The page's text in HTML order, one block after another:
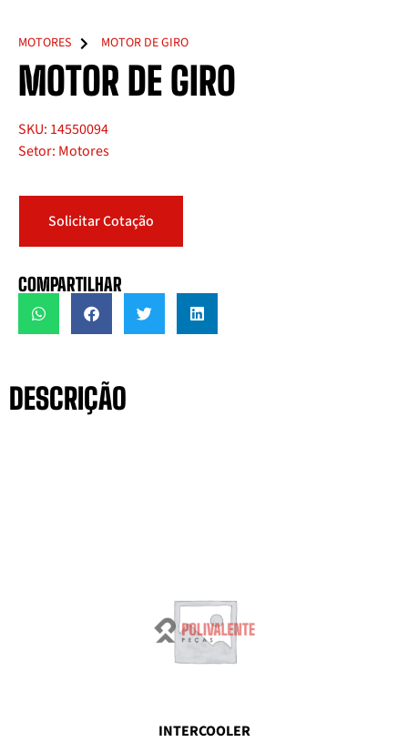
MOTORES MOTOR DE GIRO
MOTOR DE GIRO
SKU: 14550094
Setor: Motores
Solicitar Cotação
COMPARTILHAR
DESCRIÇÃO
INTERCOOLER